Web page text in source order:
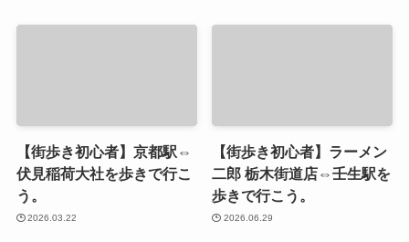
【街歩き初心者】京都駅⇔
伏見稲荷大社を歩きで行こ
う。
2026.03.22
【街歩き初心者】ラーメン
二郎 栃木街道店⇔壬生駅を
歩きで行こう。
2026.06.29